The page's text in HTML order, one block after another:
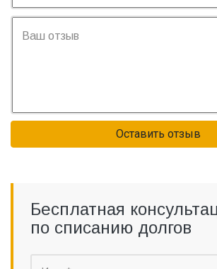
Оставить отзыв
Бесплатная
по списанию долгов